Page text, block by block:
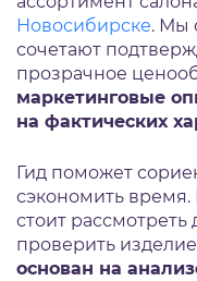
Новосибирске. Мы
сочетают
прозрачное
маркетинговые
на фактических
Гид поможет
сэкономить время.
стоит рассмотреть
проверить
основан на